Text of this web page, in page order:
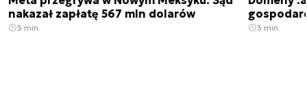
nakazał zapłatę 567 mln dolarów
3 min. 3 min.